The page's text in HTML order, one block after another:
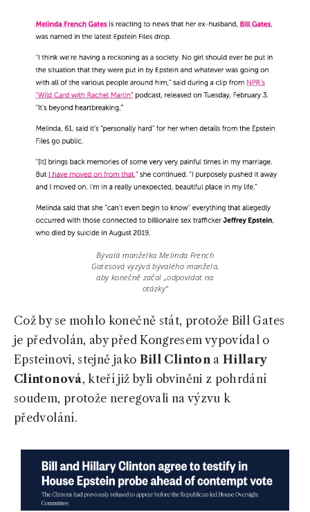
Bývalá manželka Melinda French
Gatesová vyzývá bývalého manžela,
aby konečně začal „odpovídat na
otázky“
Což by se mohlo konečně stát, protože Bill Gates
je předvolán, aby před Kongresem vypovídal o
Epsteinovi, stejně jako Bill ClintonaHillary
Clintonová, kteří již byli obviněni z pohrdání
soudem, protože neregovali na výzvu k
předvolání.